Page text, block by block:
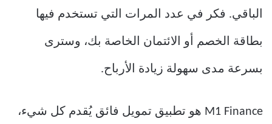
الباقي. فكر في عدد المرات التي تستخدم فيها
بطاقة الخصم أو الائتمان الخاصة بك، وسترى
بسرعة مدى سهولة زيادة الأرباح.
M1 Finance هو تطبيق تمويل فائق يُقدم كل شيء،